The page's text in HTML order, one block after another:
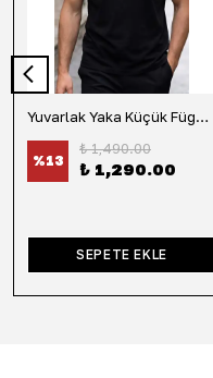
Yuvarlak Yaka Küçük Fügür Detaylı Tişört-Siyah
%13
₺ 1,490.00
₺ 1,290.00
SEPETE EKLE